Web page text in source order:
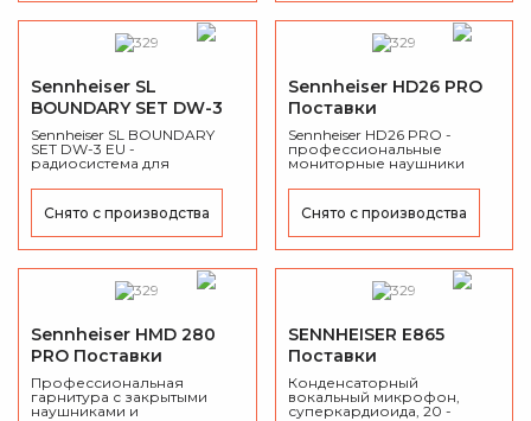
Sennheiser SL
BOUNDARY SET DW-3
EU Поставки
приостановлены
Sennheiser SL BOUNDARY
SET DW-3 EU -
радиосистема для
настольным микрофоном.
Снято с производства
Sennheiser HD26 PRO
Поставки
приостановлены
Sennheiser HD26 PRO -
профессиональные
мониторные наушники
Снято с производства
Sennheiser HMD 280
PRO Поставки
приостановлены
Профессиональная
гарнитура с закрытыми
наушниками и
SENNHEISER E865
Поставки
приостановлены
Конденсаторный
вокальный микрофон,
суперкардиоида, 20 -